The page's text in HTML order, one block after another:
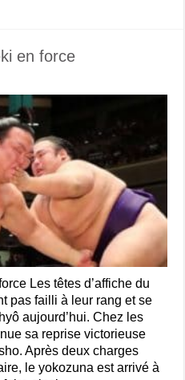
en force
Les têtes d’affiche du
pas failli à leur rang et se
aujourd’hui. Chez les
sa reprise victorieuse
Après deux charges
le yokozuna est arrivé à